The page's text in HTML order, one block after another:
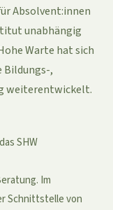
Absolvent:innen
unabhängig
Warte hat sich
Bildungs-,
weiterentwickelt.
SHW
Im
Schnittstelle von